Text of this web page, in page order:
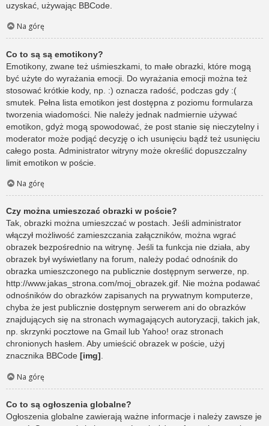
uzyskać, używając BBCode.
Na górę
Co to są są emotikony?
Emotikony, zwane też uśmieszkami, to małe obrazki, które mogą
być użyte do wyrażania emocji. Do wyrażania emocji można też
stosować krótkie kody, np. :) oznacza radość, podczas gdy :(
smutek. Pełna lista emotikon jest dostępna z poziomu formularza
tworzenia wiadomości. Nie należy jednak nadmiernie używać
emotikon, gdyż mogą spowodować, że post stanie się nieczytelny i
moderator może podjąć decyzję o ich usunięciu bądź też usunięciu
całego posta. Administrator witryny może określić dopuszczalny
limit emotikon w poście.
Na górę
Czy można umieszczać obrazki w poście?
Tak, obrazki można umieszczać w postach. Jeśli administrator
włączył możliwość zamieszczania załączników, można wgrać
obrazek bezpośrednio na witrynę. Jeśli ta funkcja nie działa, aby
obrazek był wyświetlany na forum, należy podać odnośnik do
obrazka umieszczonego na publicznie dostępnym serwerze, np.
http://www.jakas_strona.com/moj_obrazek.gif. Nie można podawać
odnośników do obrazków zapisanych na prywatnym komputerze,
chyba że jest publicznie dostępnym serwerem ani do obrazków
znajdujących się na stronach wymagających autoryzacji, takich jak,
np. skrzynki pocztowe na Gmail lub Yahoo! oraz stronach
chronionych hasłem. Aby umieścić obrazek w poście, użyj
znacznika BBCode [img].
Na górę
Co to są ogłoszenia globalne?
Ogłoszenia globalne zawierają ważne informacje i należy zawsze je